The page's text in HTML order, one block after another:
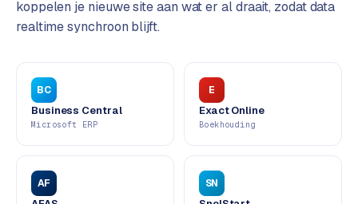
i
G
o
o
g
l
e
koppelen je nieuwe site aan wat er al draait, zodat data
realtime synchroon blijft.
BC
Business Central
Microsoft ERP
E
Exact Online
Boekhouding
AF SN